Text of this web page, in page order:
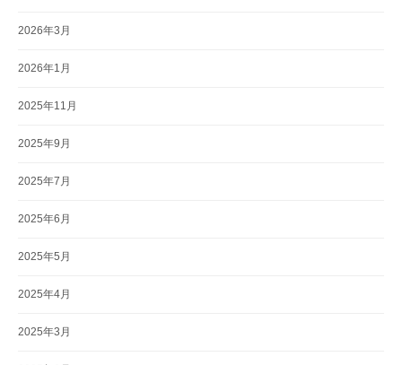
2026年3月
2026年1月
2025年11月
2025年9月
2025年7月
2025年6月
2025年5月
2025年4月
2025年3月